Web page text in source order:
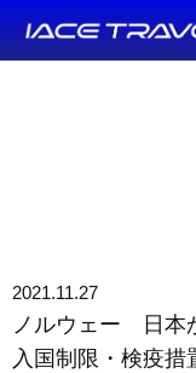
2021.11.27
ノルウェー 日本
入国制限・検疫措